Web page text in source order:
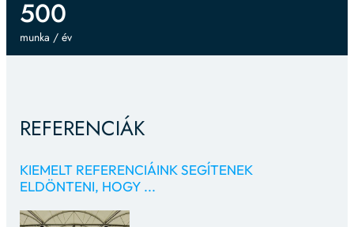
500
munka / év
REFERENCIÁK
KIEMELT REFERENCIÁINK SEGÍTENEK
ELDÖNTENI, HOGY ...